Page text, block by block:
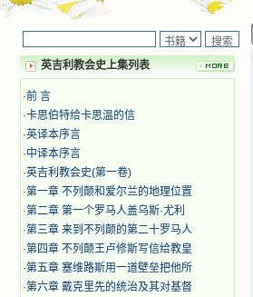
英吉利教会史上集列表
·前 言
·卡思伯特给卡思温的信
·英译本序言
·中译本序言
·英吉利教会史(第一卷)
·第一章 不列颠和爱尔兰的地理位置
·第二章 第一个罗马人盖乌斯·尤利
·第三章 来到不列颠的第二十罗马人
·第四章 不列颠王卢修斯写信给教皇
·第五章 塞维路斯用一道壁垒把他所
·第六章 戴克里先的统治及其对基督